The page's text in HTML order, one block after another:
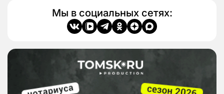
Мы в социальных сетях: